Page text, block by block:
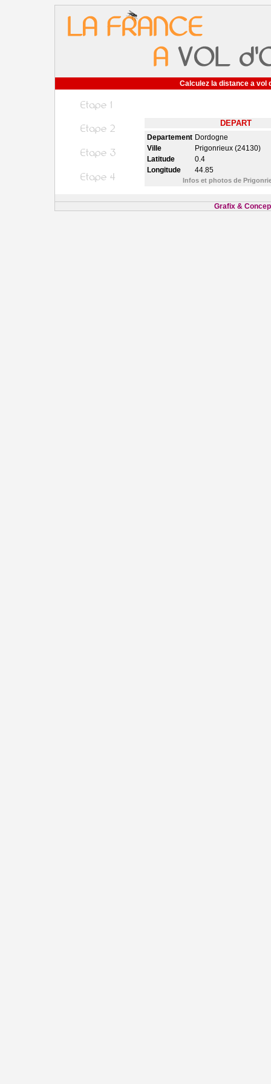
Calculez la distance a vol
DEPART
Departement Dordogne
Ville
Prigonrieux (24130)
Latitude
0.4
Longitude
44.85
Infos et photos de
Grafix &